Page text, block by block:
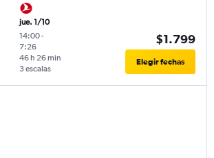
jue. 1/10
14:00-
7:26
3 escalas
46 h 26 min
$1.799
Elegir fechas